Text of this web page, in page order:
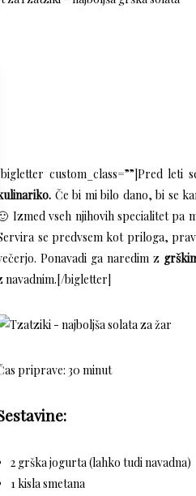
[bigletter custom_class=””]Pred leti
Če bi mi bilo dano, bi se
Izmed vseh njihovih specialitet pa
se predvsem kot priloga,
Ponavadi ga naredim z
navadnim.[/bigletter]
priprave: 30 minut
2 grška jogurta (lahko tudi navadna)
1 kisla smetana